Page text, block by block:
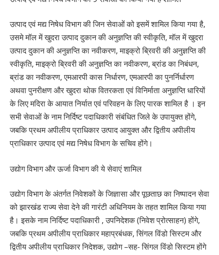
उत्पाद एवं मद्य निषेध विभाग की जिन सेवाओं को इसमें शामिल किया गया है,
उसमे मॉल में खुदरा उत्पाद दुकान की अनुज्ञप्ति की स्वीकृति, मॉल में खुदरा
उत्पाद दुकान की अनुज्ञप्ति का नवीकरण, माइक्रो ब्रिवरी की अनुज्ञप्ति की
स्वीकृति, माइक्रो ब्रिवरी की अनुज्ञप्ति का नवीकरण, ब्रांड का निबंधन,
ब्रांड का नवीकरण, एमआरपी कास निर्धारण, एमआरपी का पुनर्निर्धारण
अथवा पुनरीक्षण और खुदरा थोक वितरकता एवं विनिर्माता अनुज्ञप्ति धारियों
के लिए मदिरा के आयात निर्यात एवं परिवहन के लिए पारक शामिल है । इन
सभी सेवाओं के नाम निर्दिष्ट पदाधिकारी संबंधित जिले के उपायुक्त होंगे,
जबकि प्रथम अपीलीय प्राधिकार उत्पाद आयुक्त और द्वितीय अपीलीय
प्राधिकार उत्पाद एवं मद्य निषेध विभाग के सचिव होंगे।
उद्योग विभाग और ऊर्जा विभाग की ये सेवाएं शामिल
उद्योग विभाग के अंतर्गत निवेशकों के जिज्ञासा और पूछताछ का निष्पादन सेवा
को झारखंड राज्य सेवा देने की गारंटी अधिनियम के तहत शामिल किया गया
है। इसके नाम निर्दिष्ट पदाधिकारी , उपनिदेशक (निवेश प्रोत्साहन) होंगे,
जबकि प्रथम अपीलीय प्राधिकार महाप्रबंधक, सिंगल विंडो सिस्टम और
द्वितीय अपीलीय प्राधिकार निदेशक, उद्योग –सह- सिंगल विंडो सिस्टम होंगे